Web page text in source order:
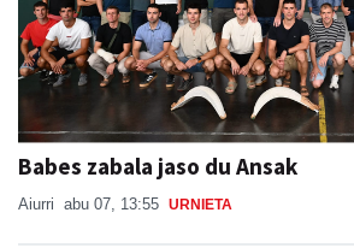
Babes zabala jaso du Ansak
Aiurri abu 07, 13:55 URNIETA